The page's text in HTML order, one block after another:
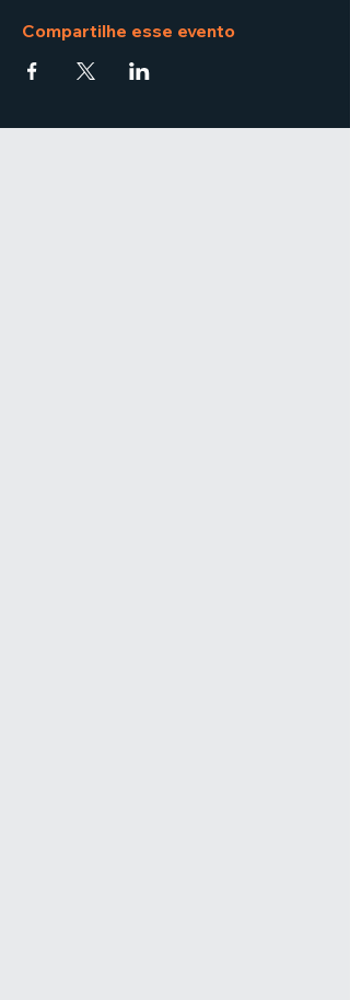
Compartilhe esse evento